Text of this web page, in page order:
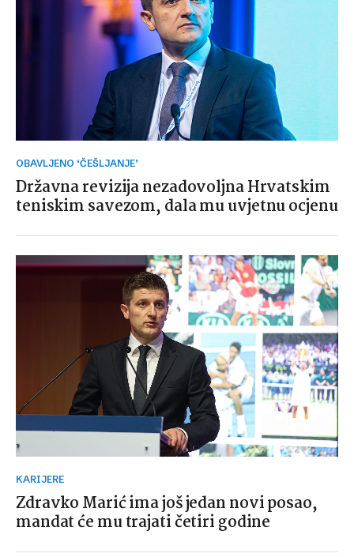
OBAVLJENO ‘ČEŠLJANJE’
Državna revizija nezadovoljna Hrvatskim
teniskim savezom, dala mu uvjetnu ocjenu
KARIJERE
Zdravko Marić ima još jedan novi posao,
mandat će mu trajati četiri godine